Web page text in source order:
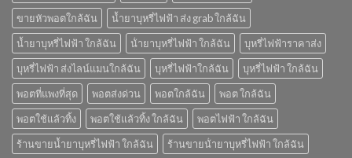
ขายหัวพอตใกล้ฉัน
น้ำยาบุหรี่ไฟฟ้า ส่ง grab ใกล้ฉัน
น้ำยาบุหรี่ไฟฟ้า ใกล้ฉัน
น้ํายาบุหรี่ไฟฟ้า ใกล้ฉัน
บุหรี่ไฟฟ้าราคาส่ง
บุหรี่ไฟฟ้า ส่งไลน์แมนใกล้ฉัน
บุหรี่ไฟฟ้าใกล้ฉัน
บุหรี่ไฟฟ้า ใกล้ฉัน
พอตที่แพงที่สุด
พอตส่งด่วน พอตใกล้ฉัน
พอต ใกล้ฉัน
พอตใช้แล้วทิ้ง
พอตใช้แล้วทิ้ง ใกล้ฉัน
พอตไฟฟ้า ใกล้ฉัน
ร้านขายน้ำยาบุหรี่ไฟฟ้า ใกล้ฉัน
ร้านขายน้ํายาบุหรี่ไฟฟ้า ใกล้ฉัน